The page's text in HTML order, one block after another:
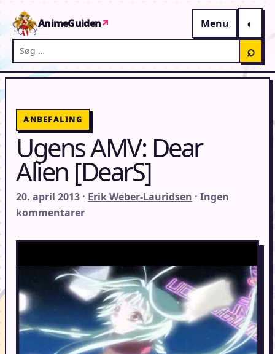
AnimeGuiden↗
Menu
Søg på AnimeGuiden
⌕
ANBEFALING
Ugens AMV: Dear
Alien [DearS]
20. april 2013 · Erik Weber-Lauridsen · Ingen
kommentarer